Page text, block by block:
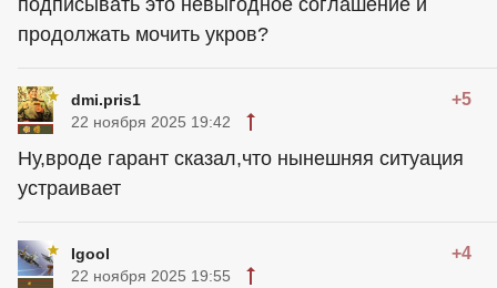
продолжать мочить укров?
dmi.pris1 +5
22 ноября 2025 19:42
Ну,вроде гарант сказал,что нынешняя ситуация
устраивает
Igool +4
22 ноября 2025 19:55